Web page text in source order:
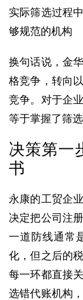
实际筛选过程
够规范的机构
换句话说，金
格竞争，转向
竞争。对于企
等于掌握了筛
决策第一
书
永康的工贸企
决定把公司注
一道防线通常
化，但之后的
每一环都直接
选错代账机构